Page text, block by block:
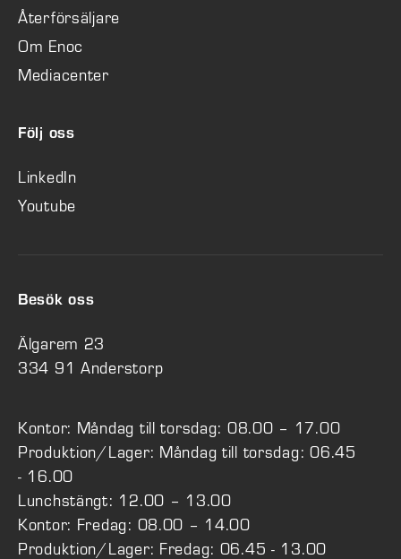
Återförsäljare
Om Enoc
Mediacenter
Följ oss
LinkedIn
Youtube
Besök oss
Älgarem 23
334 91 Anderstorp
Kontor: Måndag till torsdag: 08.00 – 17.00
Produktion/Lager: Måndag till torsdag: 06.45
- 16.00
Lunchstängt: 12.00 – 13.00
Kontor: Fredag: 08.00 – 14.00
Produktion/Lager: Fredag: 06.45 - 13.00